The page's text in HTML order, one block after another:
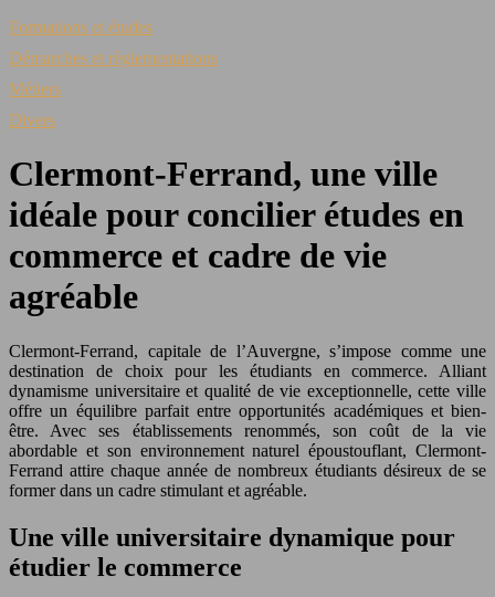
Formations et études
Démarches et règlementations
Métiers
Divers
Clermont-Ferrand, une ville
idéale pour concilier études en
commerce et cadre de vie
agréable
Clermont-Ferrand, capitale de l’Auvergne, s’impose comme une
destination de choix pour les étudiants en commerce. Alliant
dynamisme universitaire et qualité de vie exceptionnelle, cette ville
offre un équilibre parfait entre opportunités académiques et bien-
être. Avec ses établissements renommés, son coût de la vie
abordable et son environnement naturel époustouflant, Clermont-
Ferrand attire chaque année de nombreux étudiants désireux de se
former dans un cadre stimulant et agréable.
Une ville universitaire dynamique pour
étudier le commerce